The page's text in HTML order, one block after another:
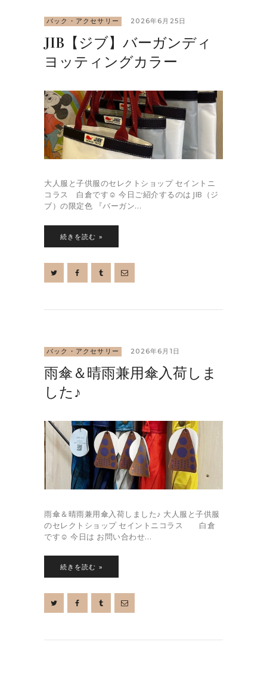
バック・アクセサリー 2026年6月25日
JIB【ジブ】バーガンディ
ヨッティングカラー
大人服と子供服のセレクトショップ セイントニ
コラス 白倉です☺︎ 今日ご紹介するのは JIB（ジ
ブ）の限定色 『バーガン…
続きを読む »
バック・アクセサリー 2026年6月1日
雨傘＆晴雨兼用傘入荷しま
した♪
雨傘＆晴雨兼用傘入荷しました♪ 大人服と子供服
のセレクトショップ セイントニコラス 白倉
です☺︎ 今日は お問い合わせ…
続きを読む »